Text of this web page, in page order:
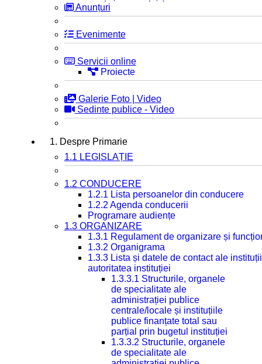
Anunțuri
Evenimente
Servicii online
Proiecte
Galerie Foto | Video
Sedinte publice - Video
1. Despre Primarie
1.1 LEGISLAȚIE
1.2 CONDUCERE
1.2.1 Lista persoanelor din conducere
1.2.2 Agenda conducerii
Programare audiențe
1.3 ORGANIZARE
1.3.1 Regulament de organizare și
1.3.2 Organigrama
1.3.3 Lista și datele de contact ale
autoritatea instituției
1.3.3.1 Structurile, organele
de specialitate ale
administrației publice
centrale/locale și instituțiile
publice finanțate total sau
parțial prin bugetul instituției
1.3.3.2 Structurile, organele
de specialitate ale